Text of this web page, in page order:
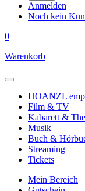
Anmelden
Noch kein
0
Warenkorb
HOANZL
Film & TV
Kabarett &
Musik
Buch &
Streaming
Tickets
Mein Bereich